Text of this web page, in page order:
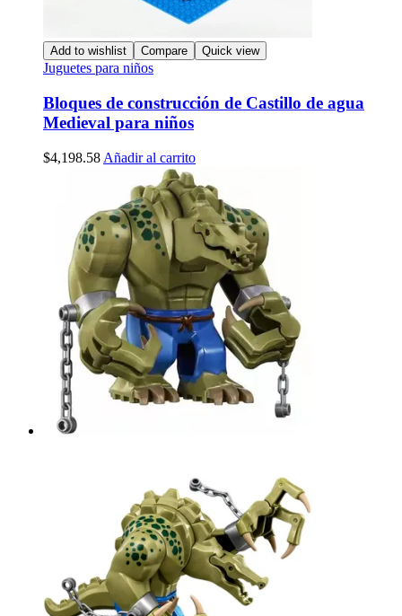
Add to wishlist Compare Quick view
Juguetes para niños
Bloques de construcción de Castillo de agua
Medieval para niños
$4,198.58 Añadir al carrito